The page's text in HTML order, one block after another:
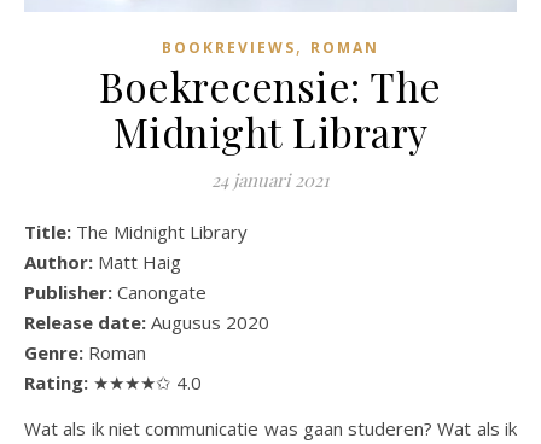
BOOKREVIEWS, ROMAN
Boekrecensie: The
Midnight Library
24 januari 2021
Title: The Midnight Library
Author: Matt Haig
Publisher: Canongate
Release date: Augusus 2020
Genre: Roman
Rating: ★★★★✩ 4.0
Wat als ik niet communicatie was gaan studeren? Wat als ik